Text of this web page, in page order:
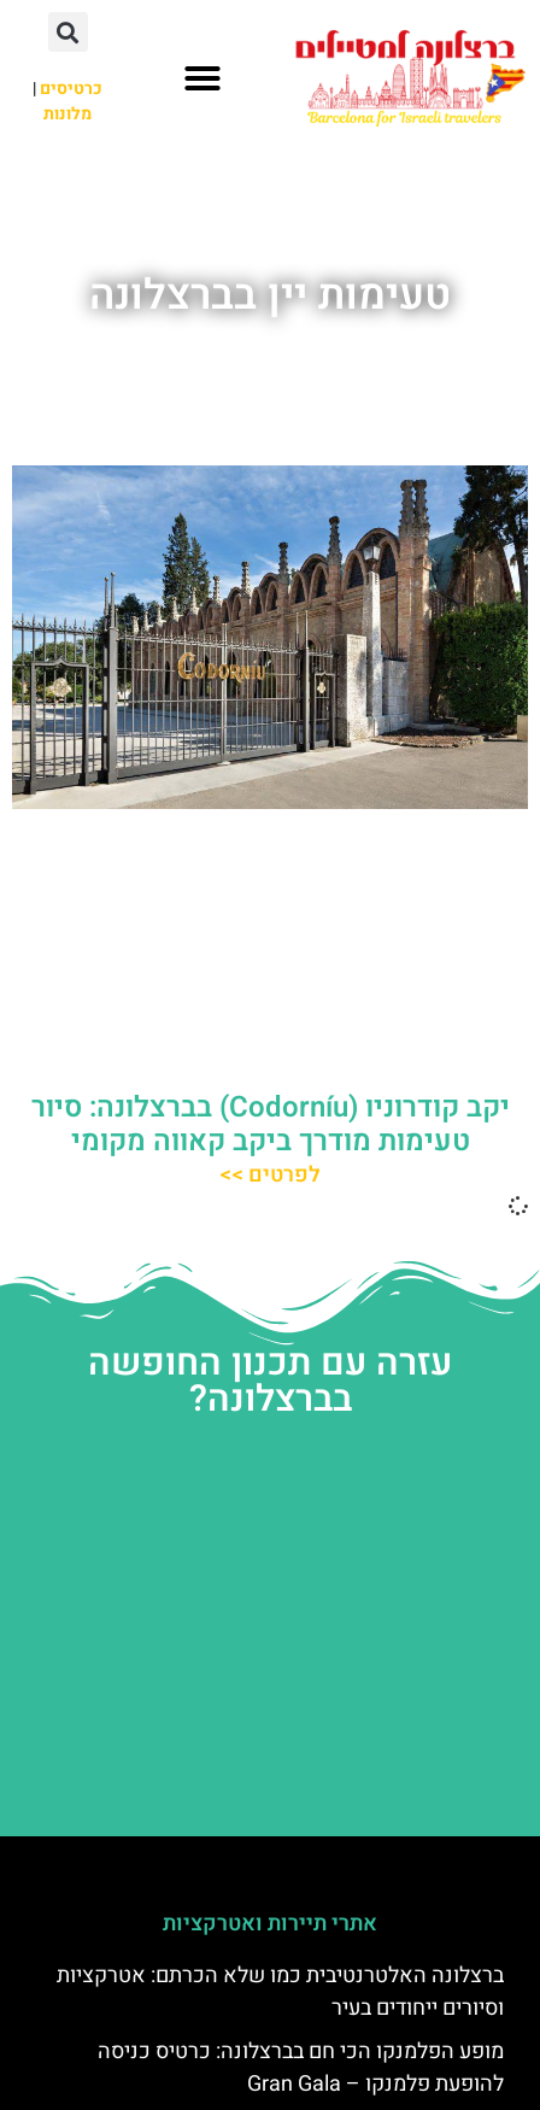
כרטיסים|
מלונות
טעימות יין בברצלונה
יקב קודרוניו (Codorníu) בברצלונה: סיור
טעימות מודרך ביקב קאווה מקומי
לפרטים >>
עזרה עם תכנון החופשה
בברצלונה?
אתרי תיירות ואטרקציות
ברצלונה האלטרנטיבית כמו שלא הכרתם: אטרקציות
וסיורים ייחודים בעיר
מופע הפלמנקו הכי חם בברצלונה: כרטיס כניסה
להופעת פלמנקו – Gran Gala